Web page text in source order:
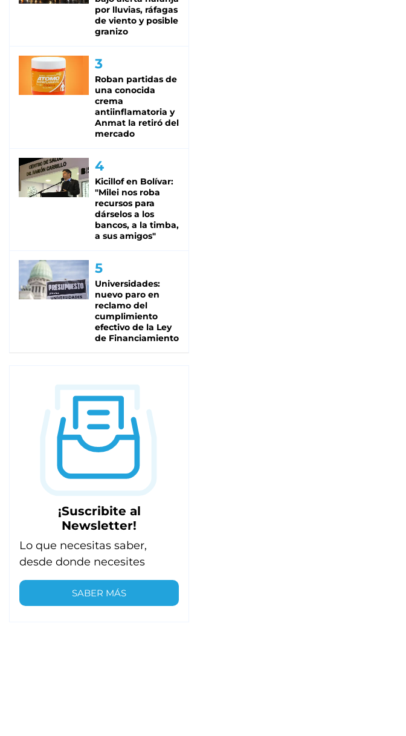
por lluvias, ráfagas
de viento y posible
granizo
Roban partidas de
una conocida
crema
antiinflamatoria y
Anmat la retiró del
mercado
Kicillof en Bolívar:
"Milei nos roba
recursos para
dárselos a los
bancos, a la timba,
a sus amigos"
Universidades:
nuevo paro en
reclamo del
cumplimiento
efectivo de la Ley
de Financiamiento
¡Suscribite al
Newsletter!
Lo que necesitas saber,
desde donde necesites
SABER MÁS